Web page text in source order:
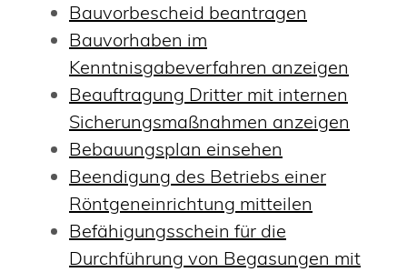
Bauvorbescheid beantragen
Bauvorhaben im
Kenntnisgabeverfahren anzeigen
Beauftragung Dritter mit internen
Sicherungsmaßnahmen anzeigen
Bebauungsplan einsehen
Beendigung des Betriebs einer
Röntgeneinrichtung mitteilen
Befähigungsschein für die
Durchführung von Begasungen mit